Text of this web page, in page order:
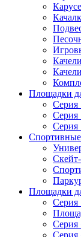
Площадки
Серия
Серия
Серия
Площадки
Серия
Серия
Серия